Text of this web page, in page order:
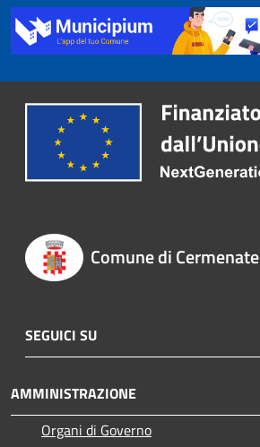
Comune di Cermenate
SEGUICI SU
AMMINISTRAZIONE
Organi di Governo